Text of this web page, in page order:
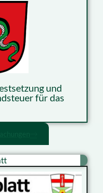
und
für das